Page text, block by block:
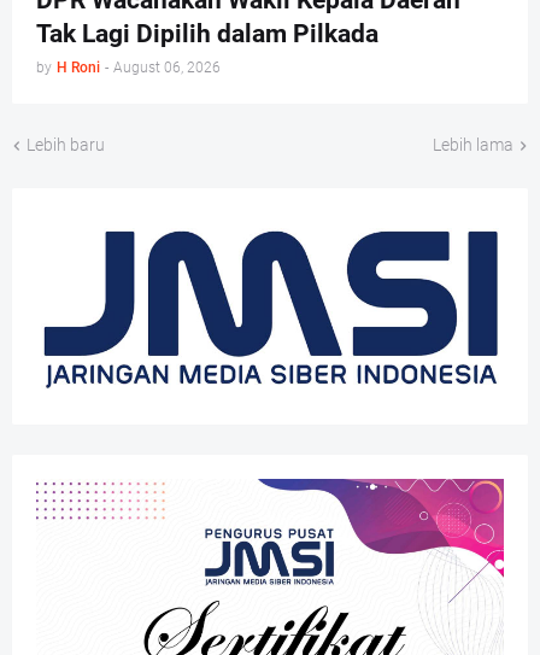
Tak Lagi Dipilih dalam Pilkada
by H Roni - August 06, 2026
Lebih baru Lebih lama